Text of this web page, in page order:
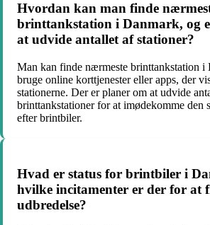
Hvordan kan man finde
brinttankstation i Danmark, og
at udvide antallet af stationer?
Man kan finde nærmeste brinttankstation i
bruge online korttjenester eller apps, der
stationerne. Der er planer om at udvide
brinttankstationer for at imødekomme den
efter brintbiler.
Hvad er status for brintbiler i
hvilke incitamenter er der for at
udbredelse?